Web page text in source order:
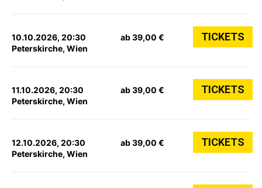
10.10.2026, 20:30
Peterskirche, Wien
ab 39,00 € TICKETS
11.10.2026, 20:30
Peterskirche, Wien
ab 39,00 € TICKETS
12.10.2026, 20:30
Peterskirche, Wien
ab 39,00 € TICKETS